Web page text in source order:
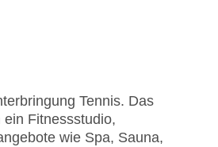
Tennis. Das
Fitnessstudio,
wie Spa, Sauna,